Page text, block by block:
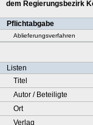
dem Regierungsbezirk
Pflichtabgabe
Ablieferungsverfahren
Listen
Titel
Autor / Beteiligte
Ort
Verlag